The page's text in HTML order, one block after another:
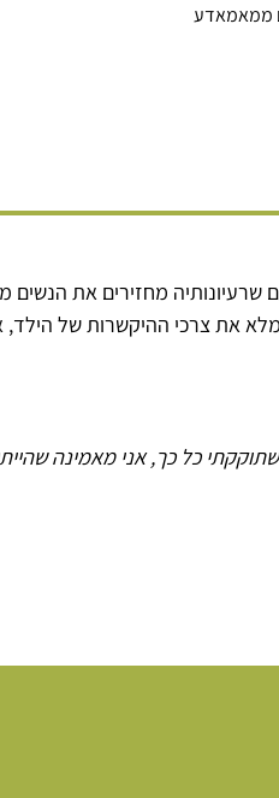
ממאמאדע
שרעיונותיה מחזירים את
את צרכי ההיקשרות של הילד,
כל כך, אני מאמינה